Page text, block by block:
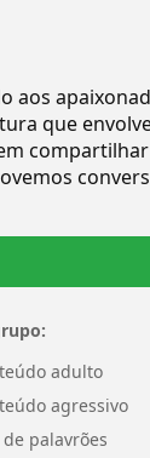
aos
que
adulto
agressivo
palavrões